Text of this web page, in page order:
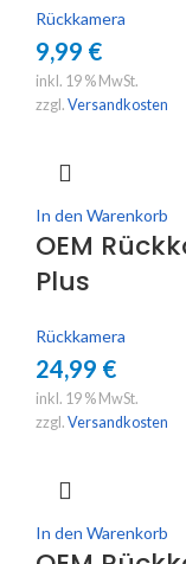
Rückkamera
9,99 €
inkl. 19 % MwSt.
zzgl. Versandkosten
In den Warenkorb
OEM
Plus
Rückkamera
24,99 €
inkl. 19 % MwSt.
zzgl. Versandkosten
In den Warenkorb